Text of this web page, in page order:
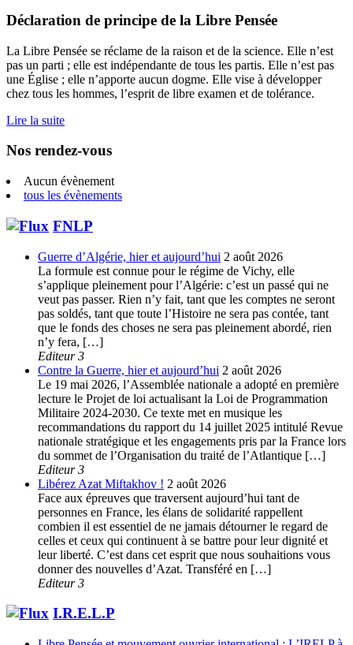
Déclaration de principe de la Libre Pensée
La Libre Pensée se réclame de la raison et de la science. Elle n’est
pas un parti ; elle est indépendante de tous les partis. Elle n’est pas
une Église ; elle n’apporte aucun dogme. Elle vise à développer
chez tous les hommes, l’esprit de libre examen et de tolérance.
Lire la suite
Nos rendez-vous
Aucun évènement
tous les évènements
FNLP
Guerre d’Algérie, hier et aujourd’hui 2 août 2026
La formule est connue pour le régime de Vichy, elle
s’applique pleinement pour l’Algérie: c’est un passé qui ne
veut pas passer. Rien n’y fait, tant que les comptes ne seront
pas soldés, tant que toute l’Histoire ne sera pas contée, tant
que le fonds des choses ne sera pas pleinement abordé, rien
n’y fera, […]
Editeur 3
Contre la Guerre, hier et aujourd’hui 2 août 2026
Le 19 mai 2026, l’Assemblée nationale a adopté en première
lecture le Projet de loi actualisant la Loi de Programmation
Militaire 2024-2030. Ce texte met en musique les
recommandations du rapport du 14 juillet 2025 intitulé Revue
nationale stratégique et les engagements pris par la France lors
du sommet de l’Organisation du traité de l’Atlantique […]
Editeur 3
Libérez Azat Miftakhov ! 2 août 2026
Face aux épreuves que traversent aujourd’hui tant de
personnes en France, les élans de solidarité rappellent
combien il est essentiel de ne jamais détourner le regard de
celles et ceux qui continuent à se battre pour leur dignité et
leur liberté. C’est dans cet esprit que nous souhaitions vous
donner des nouvelles d’Azat. Transféré en […]
Editeur 3
I.R.E.L.P